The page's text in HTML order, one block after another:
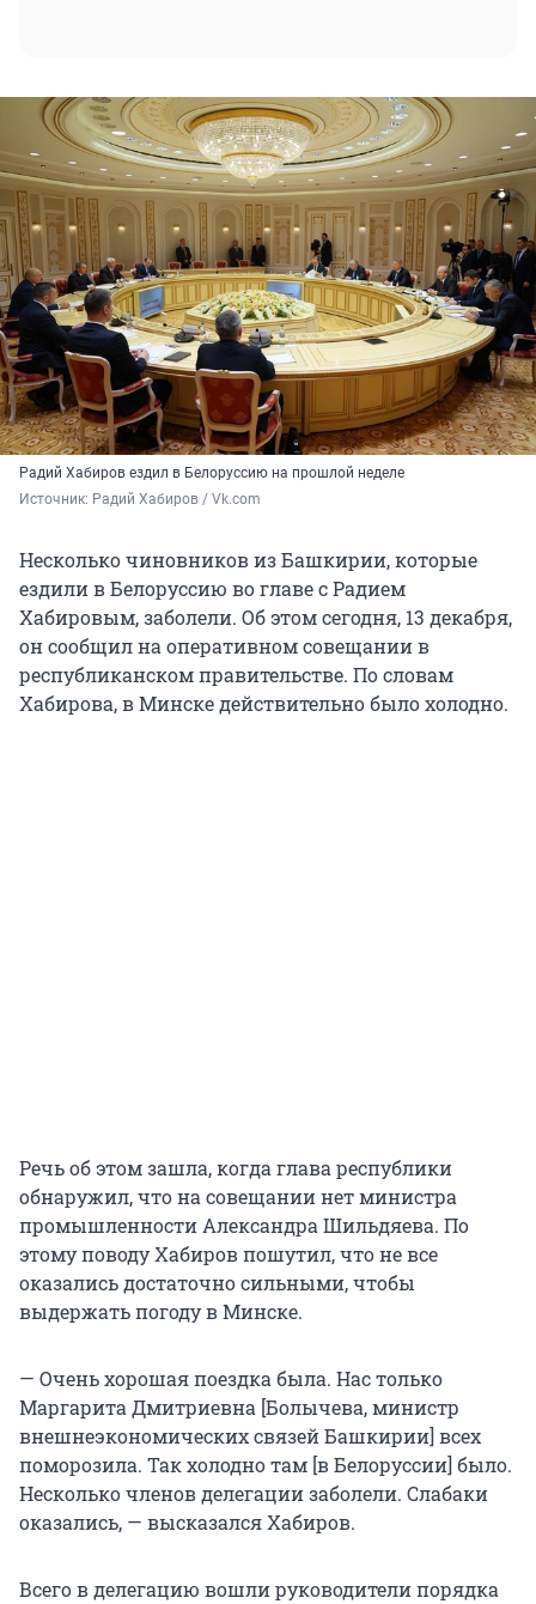
Радий Хабиров ездил в Белоруссию на прошлой неделе
Источник: Радий Хабиров / Vk.com
Несколько чиновников из Башкирии, которые
ездили в Белоруссию во главе с Радием
Хабировым, заболели. Об этом сегодня, 13 декабря,
он сообщил на оперативном совещании в
республиканском правительстве. По словам
Хабирова, в Минске действительно было холодно.
Речь об этом зашла, когда глава республики
обнаружил, что на совещании нет министра
промышленности Александра Шильдяева. По
этому поводу Хабиров пошутил, что не все
оказались достаточно сильными, чтобы
выдержать погоду в Минске.
— Очень хорошая поездка была. Нас только
Маргарита Дмитриевна [Болычева, министр
внешнеэкономических связей Башкирии] всех
поморозила. Так холодно там [в Белоруссии] было.
Несколько членов делегации заболели. Слабаки
оказались, — высказался Хабиров.
Всего в делегацию вошли руководители порядка